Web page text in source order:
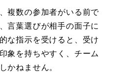
複数の参加者がいる前で
言葉選びが相手の面子に
な指示を受けると、受け
象を持ちやすく、チーム
かねません。